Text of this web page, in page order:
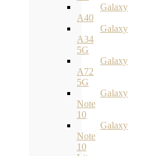
Galaxy
A40
Galaxy
A34
5G
Galaxy
A72
5G
Galaxy
Note
10
Galaxy
Note
10